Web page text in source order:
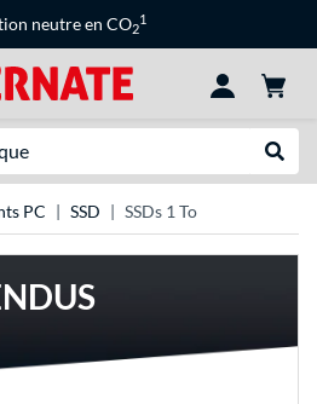
neutre en CO2
1
PC SSD SSDs 1 To